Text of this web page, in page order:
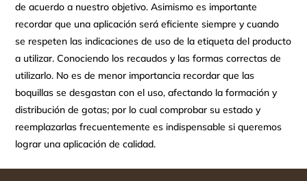
de acuerdo a nuestro objetivo. Asimismo es importante
recordar que una aplicación será eficiente siempre y cuando
se respeten las indicaciones de uso de la etiqueta del producto
a utilizar. Conociendo los recaudos y las formas correctas de
utilizarlo. No es de menor importancia recordar que las
boquillas se desgastan con el uso, afectando la formación y
distribución de gotas; por lo cual comprobar su estado y
reemplazarlas frecuentemente es indispensable si queremos
lograr una aplicación de calidad.